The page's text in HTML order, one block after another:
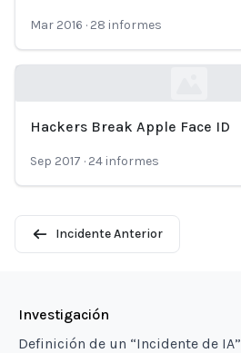
Mar 2016 · 28 informes
Hackers Break Apple Face ID
Sep 2017 · 24 informes
Incidente Anterior
Investigación
Definición de un “Incidente de IA”